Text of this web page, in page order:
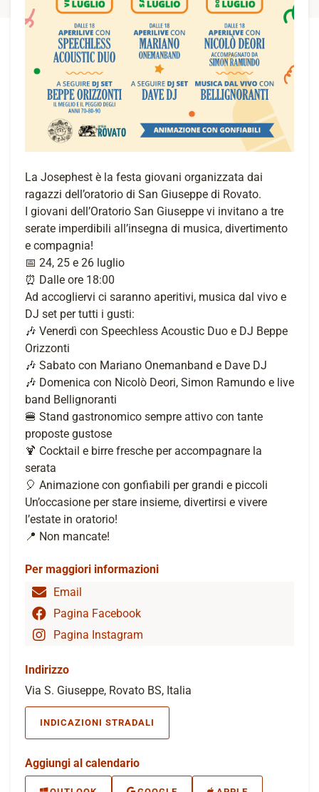
La Josephest è la festa giovani organizzata dai
ragazzi dell’oratorio di San Giuseppe di Rovato.
I giovani dell’Oratorio San Giuseppe vi invitano a tre
serate imperdibili all’insegna di musica, divertimento
e compagnia!
📅 24, 25 e 26 luglio
⏰ Dalle ore 18:00
Ad accogliervi ci saranno aperitivi, musica dal vivo e
DJ set per tutti i gusti:
🎶 Venerdì con Speechless Acoustic Duo e DJ Beppe
Orizzonti
🎶 Sabato con Mariano Onemanband e Dave DJ
🎶 Domenica con Nicolò Deori, Simon Ramundo e live
band Bellignoranti
🍔 Stand gastronomico sempre attivo con tante
proposte gustose
🍹 Cocktail e birre fresche per accompagnare la
serata
🎈 Animazione con gonfiabili per grandi e piccoli
Un’occasione per stare insieme, divertirsi e vivere
l’estate in oratorio!
📍 Non mancate!
Per maggiori informazioni
Email
Pagina Facebook
Pagina Instagram
Indirizzo
Via S. Giuseppe, Rovato BS, Italia
INDICAZIONI STRADALI
Aggiungi al calendario